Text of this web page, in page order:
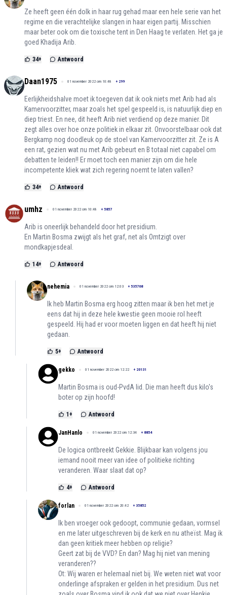
Ze heeft geen één dolk in haar rug gehad maar een hele serie van het
regime en die verachtelijke slangen in haar eigen partij. Misschien
maar beter ook om die toxische tent in Den Haag te verlaten. Het ga je
goed Khadija Arib.
34+ Antwoord
Daan1975 01 november 2022 om 10:48 + 299
Eerlijkheidshalve moet ik toegeven dat ik ook niets met Arib had als
Kamervoorzitter, maar zoals het spel gespeeld is, is natuurlijk diep en
diep triest. En nee, dit heeft Arib niet verdiend op deze manier. Dit
zegt alles over hoe onze politiek in elkaar zit. Onvoorstelbaar ook dat
Bergkamp nog doodleuk op de stoel van Kamervoorzitter zit. Ze is A
een rat, gezien wat nu met Arib gebeurt en B totaal niet capabel om
debatten te leiden!! Er moet toch een manier zijn om die hele
incompetente kliek wat zich regering noemt te laten vallen?
34+ Antwoord
umhz 01 november 2022 om 10:48 + 5857
Arib is oneerlijk behandeld door het presidium.
En Martin Bosma zwijgt als het graf, net als Omtzigt over
mondkapjesdeal.
14+ Antwoord
nehemia 01 november 2022 om 12:03 + 535768
Ik heb Martin Bosma erg hoog zitten maar ik ben het met je
eens dat hij in deze hele kwestie geen mooie rol heeft
gespeeld. Hij had er voor moeten liggen en dat heeft hij niet
gedaan.
5+ Antwoord
gekko 01 november 2022 om 12:22 + 20131
Martin Bosma is oud-PvdA lid. Die man heeft dus kilo's
boter op zijn hoofd!
1 + Antwoord
JanHanlo 01 november 2022 om 12:34 + 8854
De logica ontbreekt Gekkie. Blijkbaar kan volgens jou
iemand nooit meer van idee of politieke richting
veranderen. Waar slaat dat op?
4+ Antwoord
forlan 01 november 2022 om 20:42 + 35852
Ik ben vroeger ook gedoopt, communie gedaan, vormsel
en me later uitgeschreven bij de kerk en nu atheïst. Mag ik
dan geen kritiek meer hebben op religie?
Geert zat bij de VVD? En dan? Mag hij niet van mening
veranderen??
Ot: Wij waren er helemaal niet bij. We weten niet wat voor
onderlinge afspraken er gelden in het presidium. Dus net